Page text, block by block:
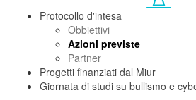
Protocollo d'intesa
Obbiettivi
Azioni previste
Partner
Progetti finanziati dal Miur
Giornata di studi su bullismo e